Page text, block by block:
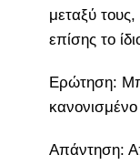
μεταξύ τους,
επίσης το
Ερώτηση:
Απάντηση: